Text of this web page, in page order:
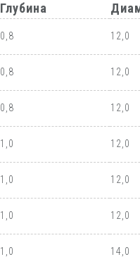
Глубина
0,8 12,0
0,8 12,0
0,8 12,0
1,0 12,0
1,0 12,0
1,0 12,0
1,0 14,0